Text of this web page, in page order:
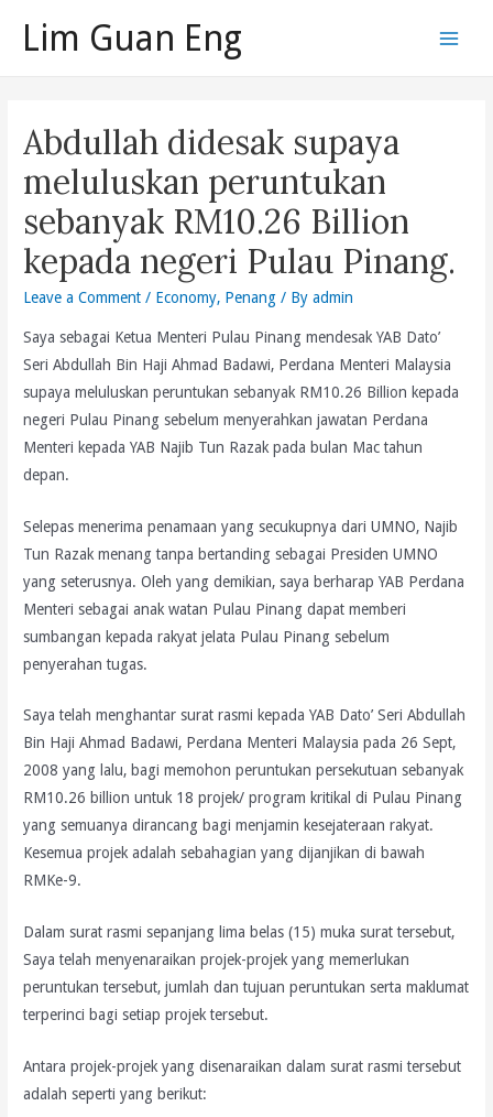
Lim Guan Eng
Abdullah didesak supaya
meluluskan peruntukan
sebanyak RM10.26 Billion
kepada negeri Pulau Pinang.
Leave a Comment / Economy, Penang / Byadmin
Saya sebagai Ketua Menteri Pulau Pinang mendesak YAB Dato’
Seri Abdullah Bin Haji Ahmad Badawi, Perdana Menteri Malaysia
supaya meluluskan peruntukan sebanyak RM10.26 Billion kepada
negeri Pulau Pinang sebelum menyerahkan jawatan Perdana
Menteri kepada YAB Najib Tun Razak pada bulan Mac tahun
depan.
Selepas menerima penamaan yang secukupnya dari UMNO, Najib
Tun Razak menang tanpa bertanding sebagai Presiden UMNO
yang seterusnya. Oleh yang demikian, saya berharap YAB Perdana
Menteri sebagai anak watan Pulau Pinang dapat memberi
sumbangan kepada rakyat jelata Pulau Pinang sebelum
penyerahan tugas.
Saya telah menghantar surat rasmi kepada YAB Dato’ Seri Abdullah
Bin Haji Ahmad Badawi, Perdana Menteri Malaysia pada 26 Sept,
2008 yang lalu, bagi memohon peruntukan persekutuan sebanyak
RM10.26 billion untuk 18 projek/ program kritikal di Pulau Pinang
yang semuanya dirancang bagi menjamin kesejateraan rakyat.
Kesemua projek adalah sebahagian yang dijanjikan di bawah
RMKe-9.
Dalam surat rasmi sepanjang lima belas (15) muka surat tersebut,
Saya telah menyenaraikan projek-projek yang memerlukan
peruntukan tersebut, jumlah dan tujuan peruntukan serta maklumat
terperinci bagi setiap projek tersebut.
Antara projek-projek yang disenaraikan dalam surat rasmi tersebut
adalah seperti yang berikut: